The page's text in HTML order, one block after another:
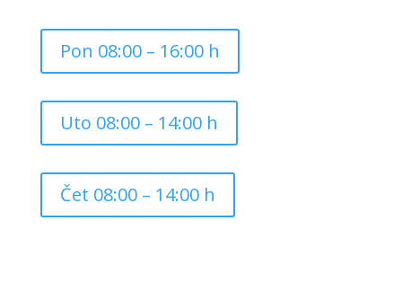
Pon 08:00 – 16:00 h
Uto 08:00 – 14:00 h
Čet 08:00 – 14:00 h